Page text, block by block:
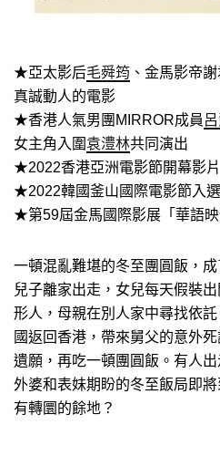
★亞太影后毛舜筠 、金馬影帝
真誠動人的電影
★香港人氣男團MIRROR成員
女主角入圍袁澧林共同演出
★2022香港亞洲電影節開幕影片
★2022韓國釜山國際電影節入選
★第59屆金馬國際影展「華語
一頓混亂難堪的冬至團圓飯，
兒子離家出走，女兒每天假裝
形人，母親在別人家中尋找依
國返回香港，帶來舅父的意外
遺願，再吃一頓團圓飯。有人
外婆和表妹期盼的冬至飯局即
有轉圜的餘地？